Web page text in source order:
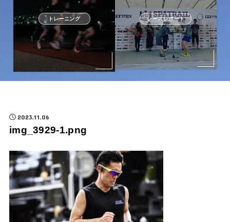
トレーニング レースレポート
2023.11.06
img_3929-1.png